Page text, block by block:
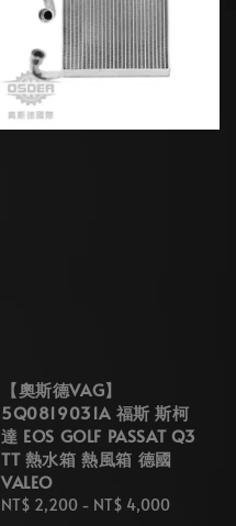
【奧斯德VAG】
5Q0819031A 福斯 斯柯
達 EOS GOLF PASSAT Q3
TT 熱水箱 熱風箱 德國
VALEO
Regular
NT$ 2,200 - NT$ 4,000